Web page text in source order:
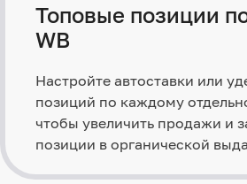
Топовые позиции
WB
Настройте автоставки или
позиций по каждому
чтобы увеличить продажи и
позиции в органической